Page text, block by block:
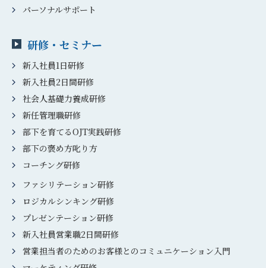
パーソナルサポート
研修・セミナー
新入社員1日研修
新入社員2日間研修
社会人基礎力養成研修
新任管理職研修
部下を育てるOJT実践研修
部下の褒め方叱り方
コーチング研修
ファシリテーション研修
ロジカルシンキング研修
プレゼンテーション研修
新入社員営業職2日間研修
営業担当者のためのお客様とのコミュニケーション入門